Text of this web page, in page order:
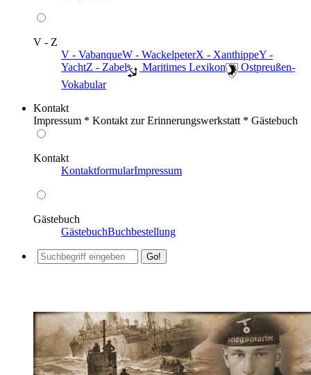
V - Z
V - VabanqueW - WackelpeterX - XanthippeY -
YachtZ - Zabel ️ Maritimes Lexikon
️ Ostpreußen-
Vokabular
Kontakt
Impressum * Kontakt zur Erinnerungswerkstatt * Gästebuch
Kontakt
KontaktformularImpressum
Gästebuch
GästebuchBuchbestellung